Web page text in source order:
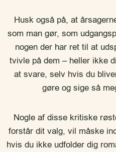
Husk også på, at
som man gør, som
nogen der har ret til at
tvivle på dem – heller ikke
at svare, selv hvis du
gøre og sige så
Nogle af disse kritiske
forstår dit valg, vil måske
hvis du ikke udfolder dig